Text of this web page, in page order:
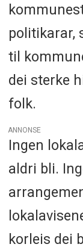
politikarar,
til
dei sterke
folk.
ANNONSE
Ingen
aldri bli.
korleis dei